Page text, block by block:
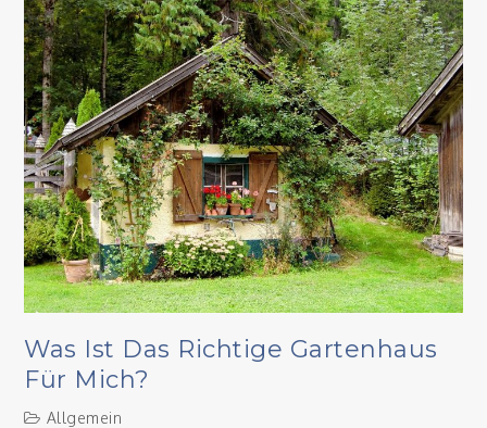
Was Ist Das Richtige Gartenhaus
Für Mich?
Allgemein